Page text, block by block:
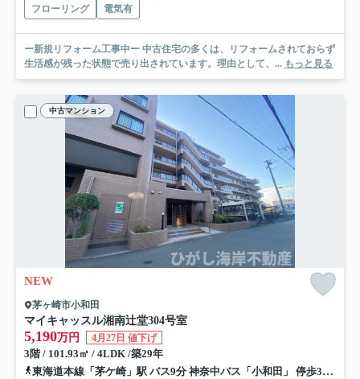
フローリング
電気有
ー新規リフォーム工事中ー 中古住宅の多くは、リフォームされておらず
生活感が残った状態で売り出されています。理由として、... もっと見る
中古マンション
NEW
茅ヶ崎市小和田
マイキャッスル湘南辻堂304号室
5,190万円 4月27日 値下げ
3階 / 101.93㎡ / 4LDK /築29年
東海道本線「茅ケ崎」駅 バス9分 神奈中バス「小和田」 停歩3分